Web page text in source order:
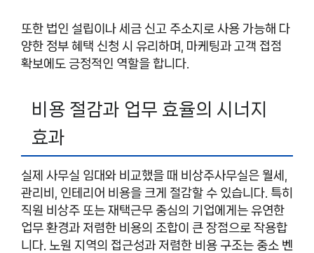
또한 법인 설립이나 세금 신고 주소지로 사용 가능해 다
양한 정부 혜택 신청 시 유리하며, 마케팅과 고객 접점
확보에도 긍정적인 역할을 합니다.
비용 절감과 업무 효율의 시너지
효과
실제 사무실 임대와 비교했을 때 비상주사무실은 월세,
관리비, 인테리어 비용을 크게 절감할 수 있습니다. 특히
직원 비상주 또는 재택근무 중심의 기업에게는 유연한
업무 환경과 저렴한 비용의 조합이 큰 장점으로 작용합
니다. 노원 지역의 접근성과 저렴한 비용 구조는 중소 벤